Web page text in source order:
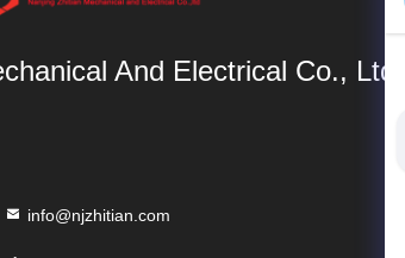
And Electrical Co., Ltd.
info@njzhitian.com